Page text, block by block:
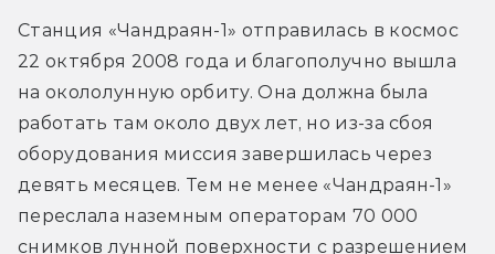
Станция «Чандраян-1» отправилась в космос
22 октября 2008 года и благополучно вышла
на окололунную орбиту. Она должна была
работать там около двух лет, но из-за сбоя
оборудования миссия завершилась через
девять месяцев. Тем не менее «Чандраян-1»
переслала наземным операторам 70 000
снимков лунной поверхности с разрешением